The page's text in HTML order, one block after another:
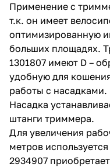
Применение с
т.к. он имеет
оптимизированную
больших площадях.
1301807 имеют D –
удобную для
работы с насадками.
Насадка
штанги триммера.
Для увеличения
метров
2934907